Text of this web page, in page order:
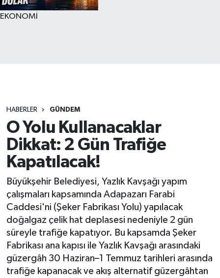
EKONOMİ
HABERLER GÜNDEM
O Yolu Kullanacaklar
Dikkat: 2 Gün Trafiğe
Kapatılacak!
Büyükşehir Belediyesi, Yazlık Kavşağı yapım
çalışmaları kapsamında Adapazarı Farabi
Caddesi'ni (Şeker Fabrikası Yolu) yapılacak
doğalgaz çelik hat deplasesi nedeniyle 2 gün
süreyle trafiğe kapatıyor. Bu kapsamda Şeker
Fabrikası ana kapısı ile Yazlık Kavşağı arasındaki
güzergâh 30 Haziran–1 Temmuz tarihleri arasında
trafiğe kapanacak ve akış alternatif güzergâhtan